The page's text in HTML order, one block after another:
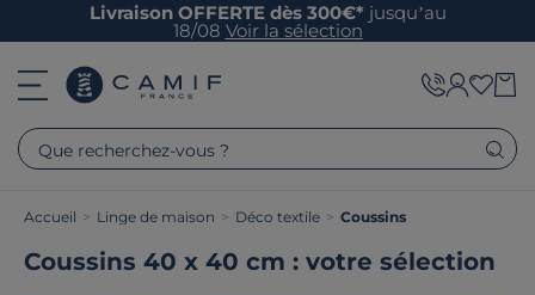
Livraison OFFERTE dès 300€* jusqu’au
18/08 Voir la sélection
Que recherchez-vous ?
Accueil > Linge de maison > Déco textile > Coussins
Coussins 40 x 40 cm : votre sélection